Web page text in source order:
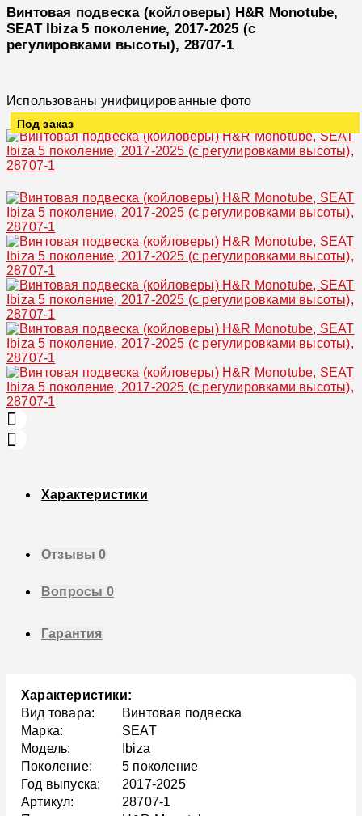
Винтовая подвеска (койловеры) H&R Monotube,
SEAT Ibiza 5 поколение, 2017-2025 (с
регулировками высоты), 28707-1
Использованы унифицированные фото
Под заказ
Характеристики
Отзывы0
Вопросы 0
Гарантия
Характеристики:
Вид товара:
Винтовая подвеска
Марка:
SEAT
Модель:
Ibiza
Поколение:
5 поколение
Год выпуска:
2017-2025
Артикул:
28707-1